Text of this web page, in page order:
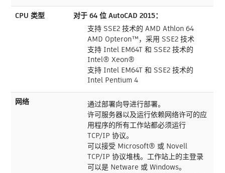
CPU 类型
对于 64 位 AutoCAD 2015：
支持 SSE2 技术的 AMD Athlon 64
AMD Opteron™，采用 SSE2 技术
支持 Intel EM64T 和 SSE2 技术的
Intel® Xeon®
支持 Intel EM64T 和 SSE2 技术的
Intel Pentium 4
网络
通过部署向导进行部署。
许可服务器以及运行依赖网络许可的应
用程序的所有工作站都必须运行
TCP/IP 协议。
可以接受 Microsoft® 或 Novell
TCP/IP 协议堆栈。工作站上的主登录
可以是 Netware 或 Windows。